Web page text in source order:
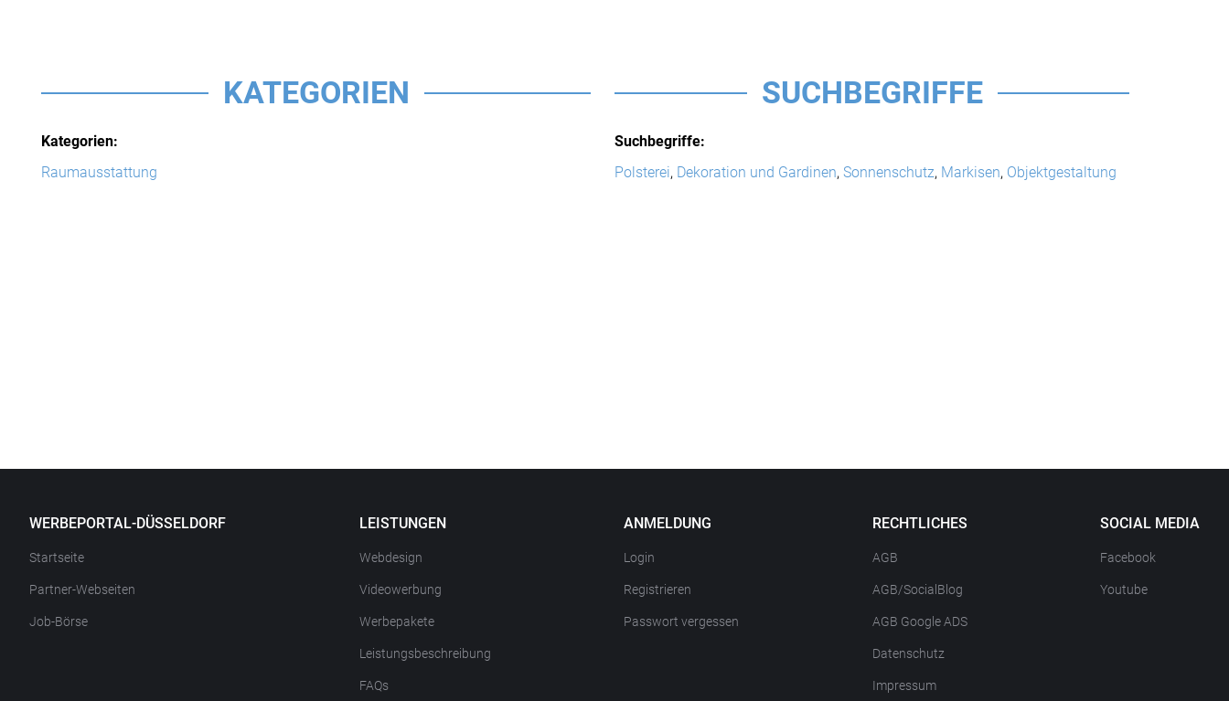
KATEGORIEN
Kategorien:
Raumausstattung
SUCHBEGRIFFE
Suchbegriffe:
Polsterei, Dekoration und Gardinen, Sonnenschutz, Markisen, Objektgestaltung
WERBEPORTAL-DÜSSELDORF
Startseite
Partner-Webseiten
Job-Börse
LEISTUNGEN
Webdesign
Videowerbung
Werbepakete
Leistungsbeschreibung
FAQs
ANMELDUNG
Login
Registrieren
Passwort vergessen
RECHTLICHES
AGB
AGB/SocialBlog
AGB Google ADS
Datenschutz
Impressum
SOCIAL MEDIA
Facebook
Youtube